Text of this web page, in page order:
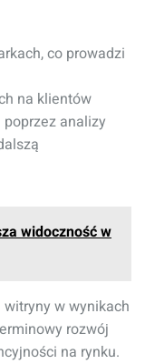
co prowadzi
na klientów
analizy
widoczność w
w wynikach
rozwój
na rynku.